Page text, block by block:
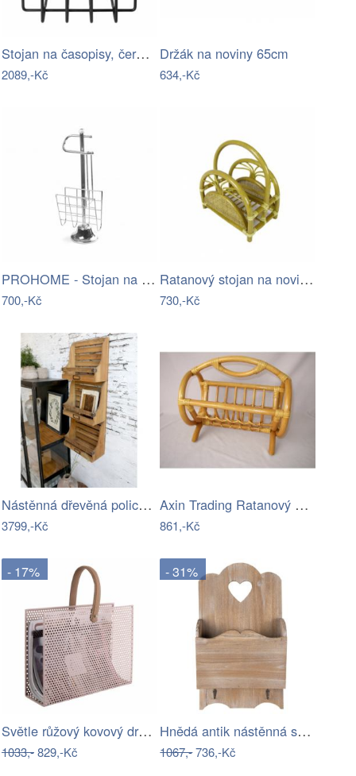
Stojan na časopisy, černý nerez BLOMUS
2089,-Kč
Držák na noviny 65cm
634,-Kč
PROHOME - Stojan na WC papír, noviny,…
700,-Kč
Ratanový stojan na noviny KARYO, světlý
730,-Kč
Nástěnná dřevěná police na časopisy…
3799,-Kč
Axin Trading Ratanový novinový stojánek…
861,-Kč
- 17%
Světle růžový kovový držák na časopisy…
1033,-829,-Kč
- 31%
Hnědá antik nástěnná skříňka na…
1067,-736,-Kč